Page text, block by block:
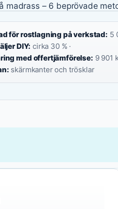
madrass – 6 beprövade
för rostlagning på verkstad: 5
DIY: cirka 30 % ·
med offertjämförelse: 9 901
skärmkanter och trösklar